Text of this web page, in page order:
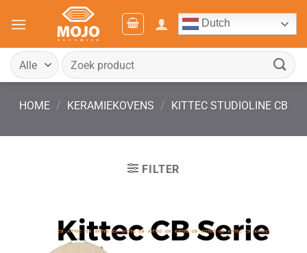
naar
Dutch
Zoeken
naar:
HOME / KERAMIEKOVENS / KITTEC STUDIOLINE CB
FILTER